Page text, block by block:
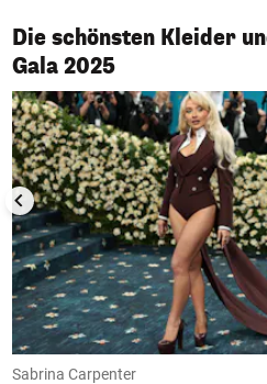
Die schönsten Kleider
Gala 2025
1/50
Sabrina Carpenter